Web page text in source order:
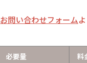
お問い合わせフォーム
必要量 料